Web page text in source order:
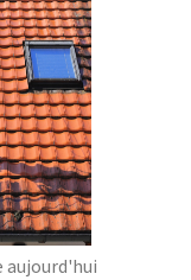
aujourd'hui